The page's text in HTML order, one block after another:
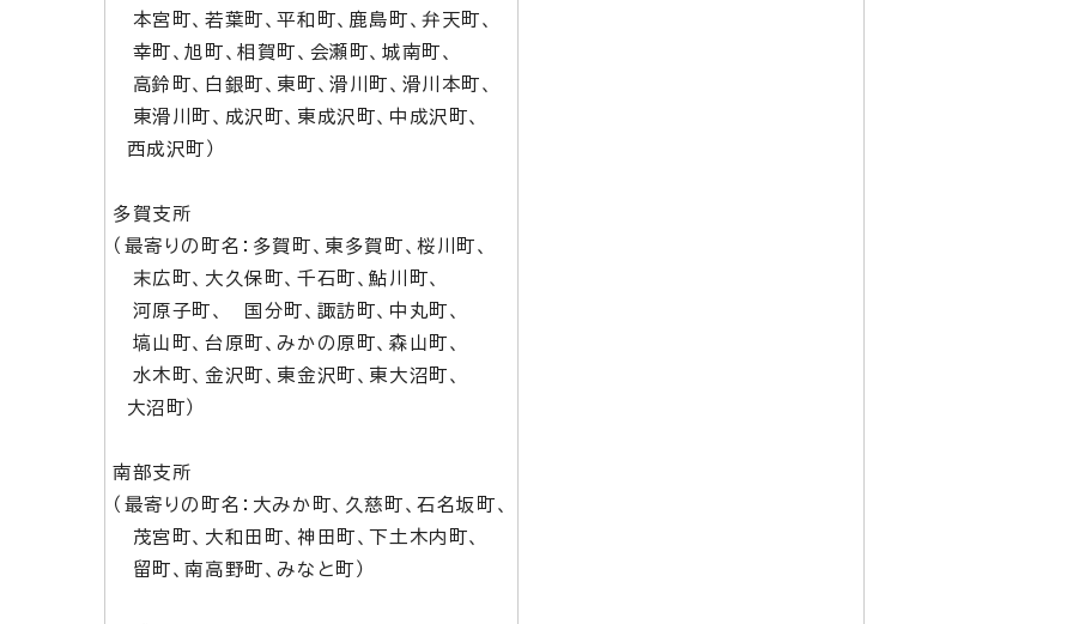
本宮町、若葉町、平和町、鹿島町、弁天町、
幸町、旭町、相賀町、会瀬町、城南町、
高鈴町、白銀町、東町、滑川町、滑川本町、
東滑川町、成沢町、東成沢町、中成沢町、
西成沢町）
多賀支所
（最寄りの町名：多賀町、東多賀町、桜川町、
末広町、大久保町、千石町、鮎川町、
河原子町、 国分町、諏訪町、中丸町、
塙山町、台原町、みかの原町、森山町、
水木町、金沢町、東金沢町、東大沼町、
大沼町）
南部支所
（最寄りの町名：大みか町、久慈町、石名坂町、
茂宮町、大和田町、神田町、下土木内町、
留町、南高野町、みなと町）